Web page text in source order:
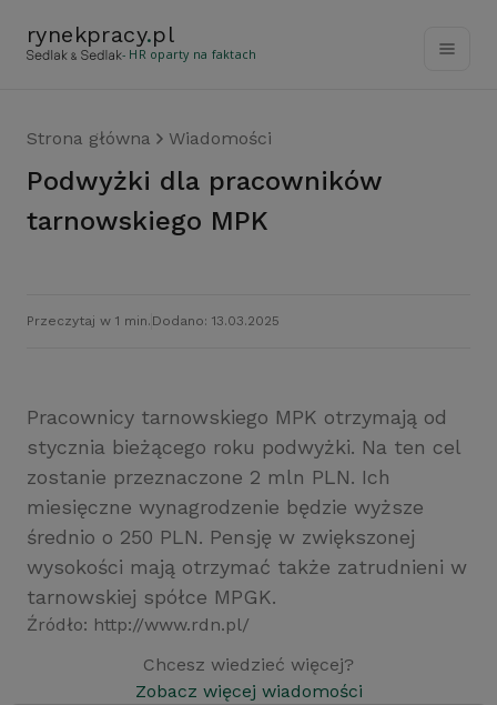
rynekpracy.pl
- HR oparty na faktach
Strona główna Wiadomości
Podwyżki dla pracowników
tarnowskiego MPK
Przeczytaj w 1 min. Dodano: 13.03.2025
Pracownicy tarnowskiego MPK otrzymają od
stycznia bieżącego roku podwyżki. Na ten cel
zostanie przeznaczone 2 mln PLN. Ich
miesięczne wynagrodzenie będzie wyższe
średnio o 250 PLN. Pensję w zwiększonej
wysokości mają otrzymać także zatrudnieni w
tarnowskiej spółce MPGK.
Źródło: http://www.rdn.pl/
Chcesz wiedzieć więcej?
Zobacz więcej wiadomości